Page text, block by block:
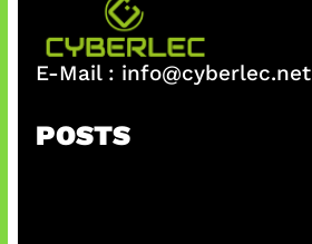
E-Mail : info@cyberlec.net
POSTS